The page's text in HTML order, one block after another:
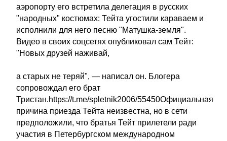
аэропорту его встретила делегация в русских
"народных" костюмах: Тейта угостили караваем и
исполнили для него песню "Матушка-земля".
Видео в своих соцсетях опубликовал сам Тейт:
"Новых друзей наживай,
а старых не теряй", — написал он. Блогера
сопровождал его брат
Тристан.https://t.me/spletnik2006/55450Официальная
причина приезда Тейта неизвестна, но в сети
предположили, что братья Тейт прилетели ради
участия в Петербургском международном